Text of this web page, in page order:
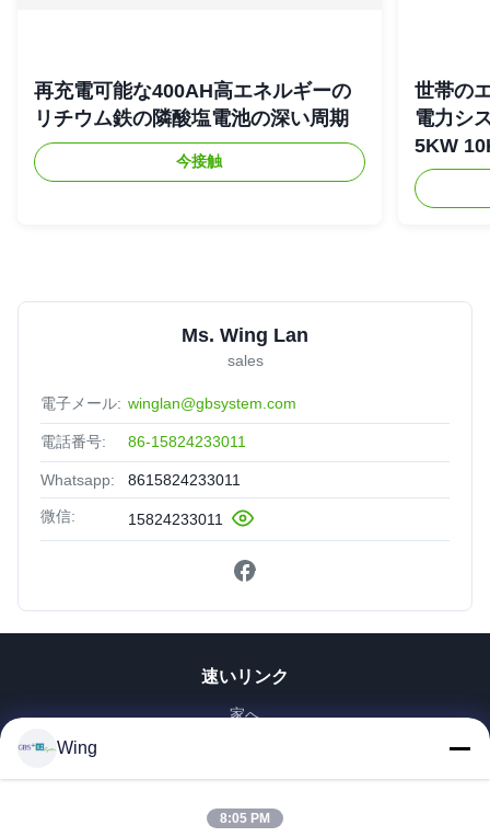
再充電可能な400AH高エネルギーの
リチウム鉄の隣酸塩電池の深い周期
今接触
世帯の
電力シ
5KW
Ms. Wing Lan
sales
電子メール: winglan@gbsystem.com
電話番号: 86-15824233011
Whatsapp: 8615824233011
微信: 15824233011
速いリンク
家へ
ビデオ
VRショー
Wing
8:05 PM